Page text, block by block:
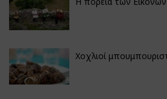
Χοχλιοί